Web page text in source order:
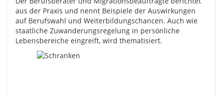
aus der Praxis und nennt Beispiele der Auswirkungen
auf Berufswahl und Weiterbildungschancen. Auch wie
staatliche Zuwanderungsregelung in persönliche
Lebensbereiche eingreift, wird thematisiert.